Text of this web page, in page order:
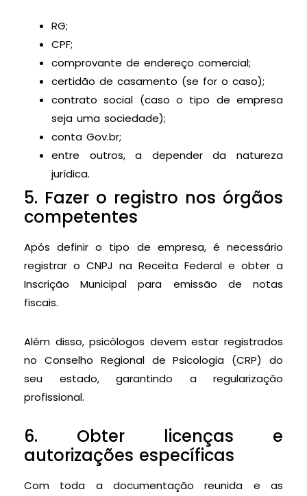
RG;
CPF;
comprovante de endereço comercial;
certidão de casamento (se for o caso);
contrato social (caso o tipo de empresa
seja uma sociedade);
conta Gov.br;
entre outros, a depender da natureza
jurídica.
5. Fazer o registro nos órgãos
competentes
Após definir o tipo de empresa, é necessário
registrar o CNPJ na Receita Federal e obter a
Inscrição Municipal para emissão de notas
fiscais.
Além disso, psicólogos devem estar registrados
no Conselho Regional de Psicologia (CRP) do
seu estado, garantindo a regularização
profissional.
6. Obter licenças e
autorizações específicas
Com toda a documentação reunida e as